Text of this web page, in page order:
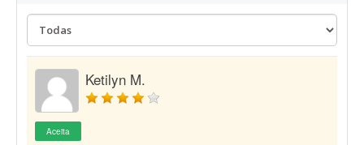
Ketilyn M.
Aceita